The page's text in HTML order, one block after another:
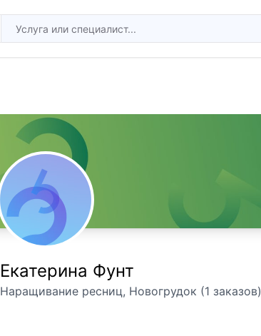
Екатерина Фунт
Наращивание ресниц, Новогрудок (1 заказов)